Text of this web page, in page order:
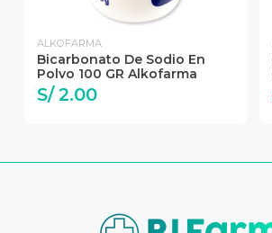
ALKOFARMA
Bicarbonato De Sodio En
Polvo 100 GR Alkofarma
S/ 2.00